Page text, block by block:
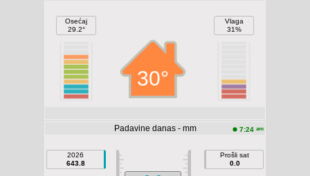
Osećaj
29.2°
30°
Vlaga
31%
Padavine danas - mm 7:24 am
2026
643.8
Prošli sat
0.0